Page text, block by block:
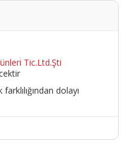
Tic.Ltd.Şti
dolayı